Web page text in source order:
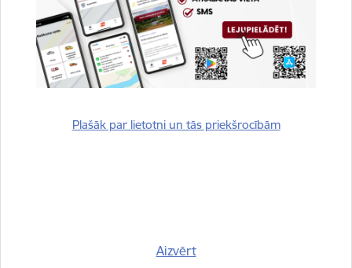
Plašāk par lietotni un tās priekšrocībām
Aizvērt